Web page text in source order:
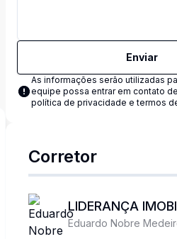
Enviar
As informações serão utilizadas
equipe possa entrar em contato
política de privacidade e termos
Corretor
LIDERANÇA
Eduardo Nobre